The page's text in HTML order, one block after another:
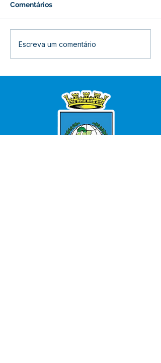
Prefeitura inicia
revitalização da Praça
Pereira
Comentários
Escreva um comentário